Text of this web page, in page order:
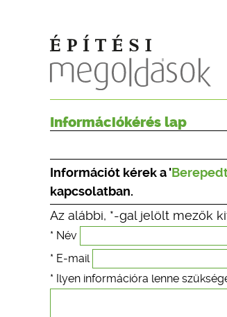
Információkérés lap
Információt kérek a '
kapcsolatban.
Az alábbi, *-gal jelölt mezők
* Név
* E-mail
* Ilyen információra lenne